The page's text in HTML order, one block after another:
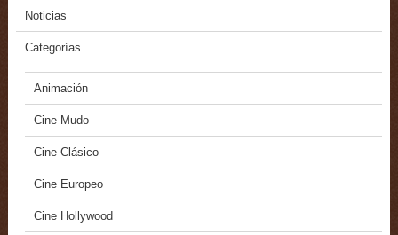
Noticias
Categorías
Animación
Cine Mudo
Cine Clásico
Cine Europeo
Cine Hollywood